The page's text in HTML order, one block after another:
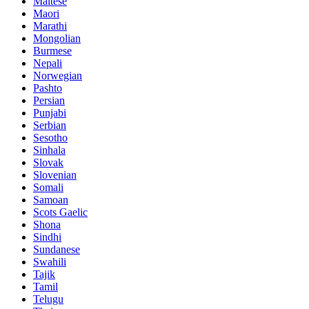
Maori
Marathi
Mongolian
Burmese
Nepali
Norwegian
Pashto
Persian
Punjabi
Serbian
Sesotho
Sinhala
Slovak
Slovenian
Somali
Samoan
Scots Gaelic
Shona
Sindhi
Sundanese
Swahili
Tajik
Tamil
Telugu